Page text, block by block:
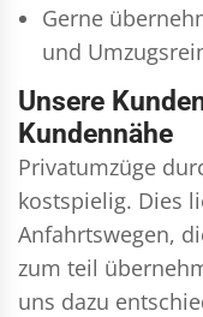
Gerne
und
Unsere
Kundennähe
Privatumzüge
kostspielig. Dies
Anfahrtswegen,
zum teil
uns dazu